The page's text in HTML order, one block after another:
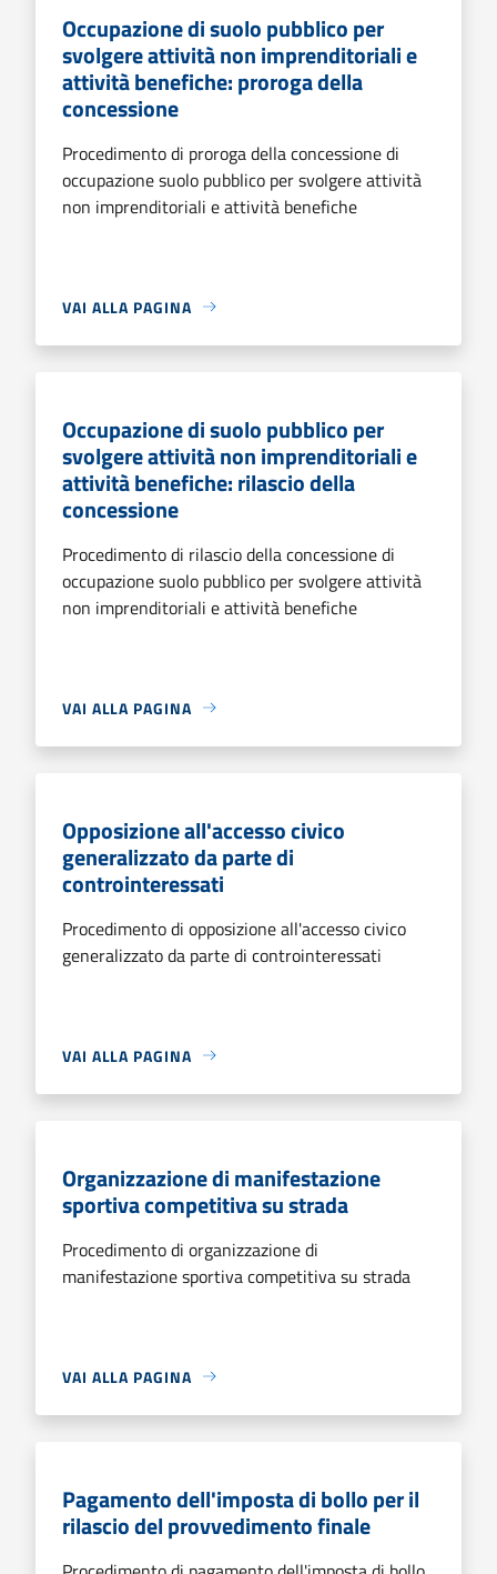
Occupazione di suolo pubblico per
svolgere attività non imprenditoriali e
attività benefiche: proroga della
concessione
Procedimento di proroga della concessione di
occupazione suolo pubblico per svolgere attività
non imprenditoriali e attività benefiche
VAI ALLA PAGINA
Occupazione di suolo pubblico per
svolgere attività non imprenditoriali e
attività benefiche: rilascio della
concessione
Procedimento di rilascio della concessione di
occupazione suolo pubblico per svolgere attività
non imprenditoriali e attività benefiche
VAI ALLA PAGINA
Opposizione all'accesso civico
generalizzato da parte di
controinteressati
Procedimento di opposizione all'accesso civico
generalizzato da parte di controinteressati
VAI ALLA PAGINA
Organizzazione di manifestazione
sportiva competitiva su strada
Procedimento di organizzazione di
manifestazione sportiva competitiva su strada
VAI ALLA PAGINA
Pagamento dell'imposta di bollo per il
rilascio del provvedimento finale